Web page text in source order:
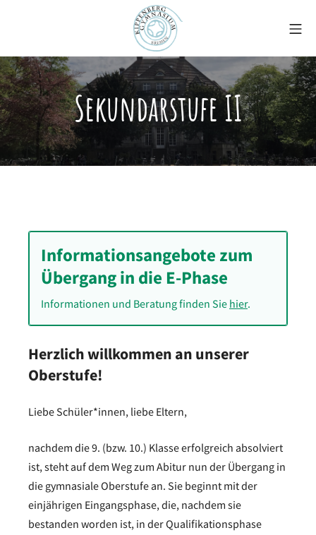
Kippenberg-
Sekundarstufe II
Informationsangebote zum
Übergang in die E-Phase
Informationen und Beratung finden Sie hier.
Herzlich willkommen an unserer
Oberstufe!
Liebe Schüler*innen, liebe Eltern,
nachdem die 9. (bzw. 10.) Klasse erfolgreich absolviert
ist, steht auf dem Weg zum Abitur nun der Übergang in
die gymnasiale Oberstufe an. Sie beginnt mit der
einjährigen Eingangsphase, die, nachdem sie
bestanden worden ist, in der Qualifikationsphase